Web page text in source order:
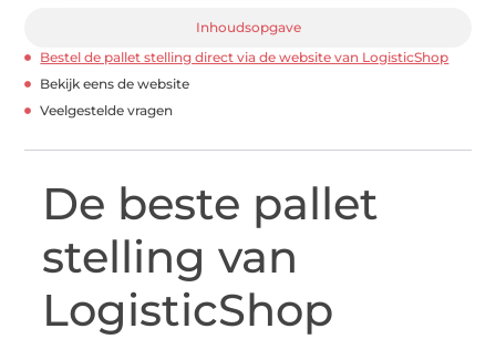
Inhoudsopgave
Bestel de pallet stelling direct via de website van LogisticShop
Bekijk eens de website
Veelgestelde vragen
De beste pallet
stelling van
LogisticShop